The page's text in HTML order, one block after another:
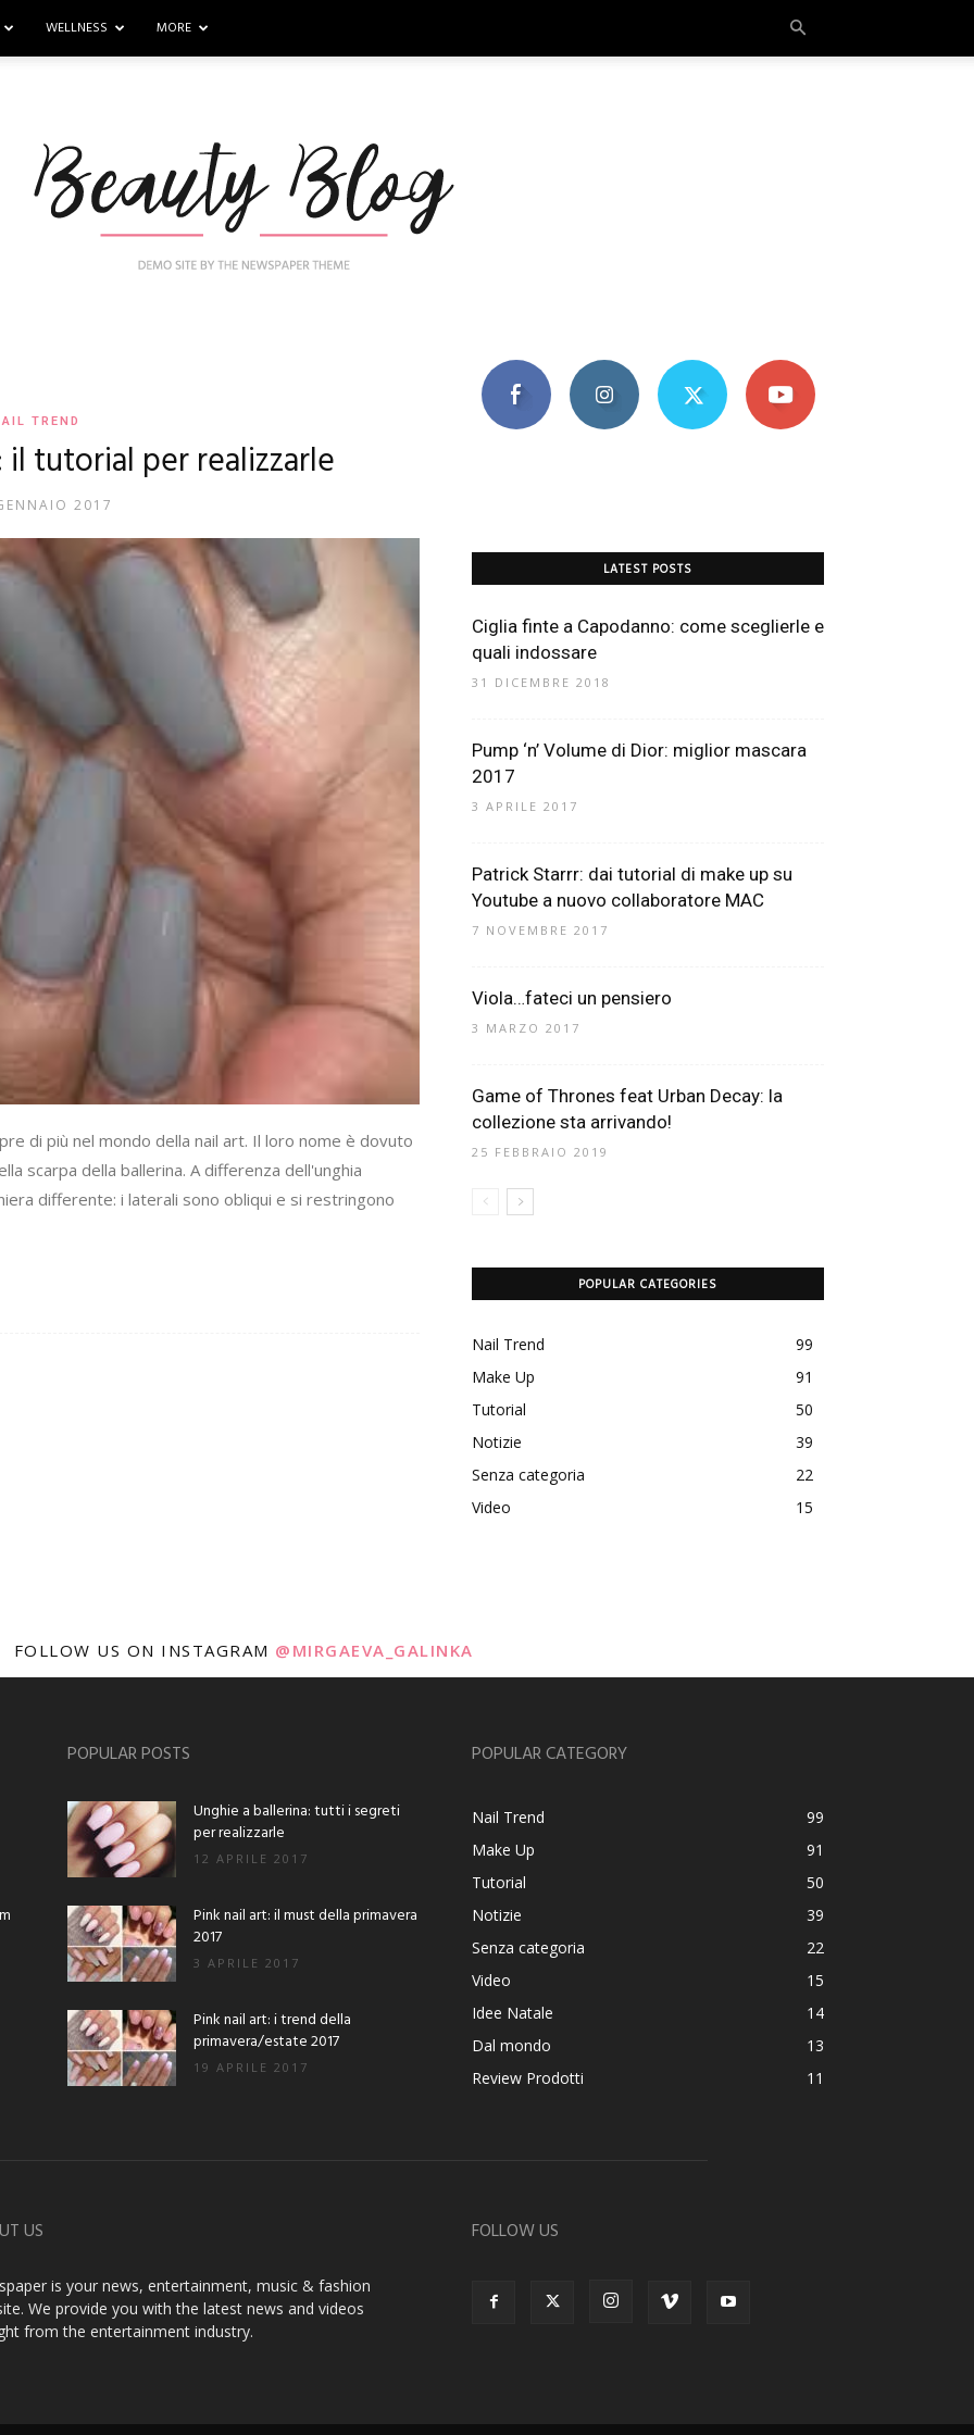
WELLNESS MORE
Mania
TREND
tutorial per realizzarle
2017
di più nel mondo della nail art. Il loro nome è dovuto
scarpa della ballerina. A differenza dell'unghia
differente: i laterali sono obliqui e si restringono
LATEST POSTS
Ciglia finte a Capodanno: come sceglierle e
quali indossare
31 DICEMBRE 2018
Pump ‘n’ Volume di Dior: miglior mascara
2017
3 APRILE 2017
Patrick Starrr: dai tutorial di make up su
Youtube a nuovo collaboratore MAC
7 NOVEMBRE 2017
Viola…fateci un pensiero
3 MARZO 2017
Game of Thrones feat Urban Decay: la
collezione sta arrivando!
25 FEBBRAIO 2019
POPULAR CATEGORIES
Nail Trend
99
Make Up
91
Tutorial
50
Notizie
39
Senza categoria
22
Video
15
FOLLOW US ON INSTAGRAM @MIRGAEVA_GALINKA
POPULAR POSTS
Unghie a ballerina: tutti i segreti
per realizzarle
12 APRILE 2017
Pink nail art: il must della primavera
2017
3 APRILE 2017
Pink nail art: i trend della
primavera/estate 2017
19 APRILE 2017
POPULAR CATEGORY
Nail Trend
99
Make Up
91
Tutorial
50
Notizie
39
Senza categoria
22
Video
15
Idee Natale
14
Dal mondo
13
Review Prodotti
11
US
is your news, entertainment, music & fashion
We provide you with the latest news and videos
from the entertainment industry.
FOLLOW US